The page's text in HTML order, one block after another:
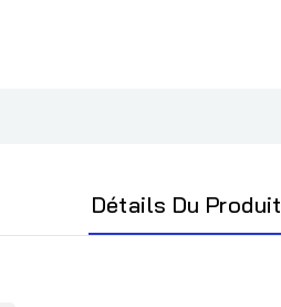
Détails Du Produit